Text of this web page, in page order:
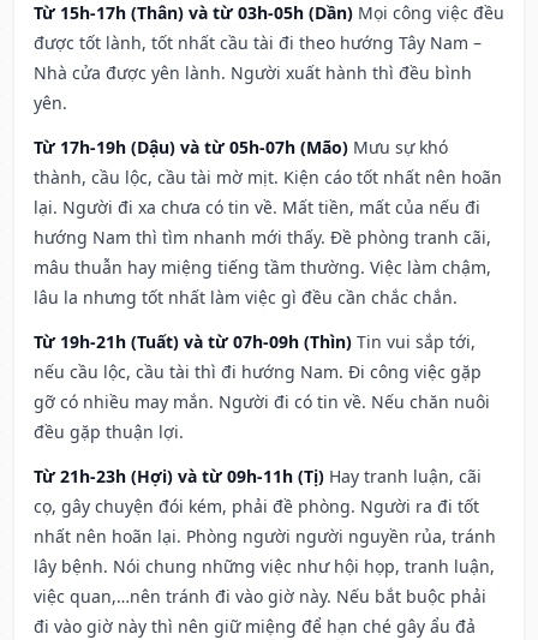
Từ 15h-17h (Thân) và từ 03h-05h (Dần) Mọi công việc đều
được tốt lành, tốt nhất cầu tài đi theo hướng Tây Nam –
Nhà cửa được yên lành. Người xuất hành thì đều bình
yên.
Từ 17h-19h (Dậu) và từ 05h-07h (Mão) Mưu sự khó
thành, cầu lộc, cầu tài mờ mịt. Kiện cáo tốt nhất nên hoãn
lại. Người đi xa chưa có tin về. Mất tiền, mất của nếu đi
hướng Nam thì tìm nhanh mới thấy. Đề phòng tranh cãi,
mâu thuẫn hay miệng tiếng tầm thường. Việc làm chậm,
lâu la nhưng tốt nhất làm việc gì đều cần chắc chắn.
Từ 19h-21h (Tuất) và từ 07h-09h (Thìn) Tin vui sắp tới,
nếu cầu lộc, cầu tài thì đi hướng Nam. Đi công việc gặp
gỡ có nhiều may mắn. Người đi có tin về. Nếu chăn nuôi
đều gặp thuận lợi.
Từ 21h-23h (Hợi) và từ 09h-11h (Tị) Hay tranh luận, cãi
cọ, gây chuyện đói kém, phải đề phòng. Người ra đi tốt
nhất nên hoãn lại. Phòng người người nguyền rủa, tránh
lây bệnh. Nói chung những việc như hội họp, tranh luận,
việc quan,…nên tránh đi vào giờ này. Nếu bắt buộc phải
đi vào giờ này thì nên giữ miệng để hạn ché gây ẩu đả